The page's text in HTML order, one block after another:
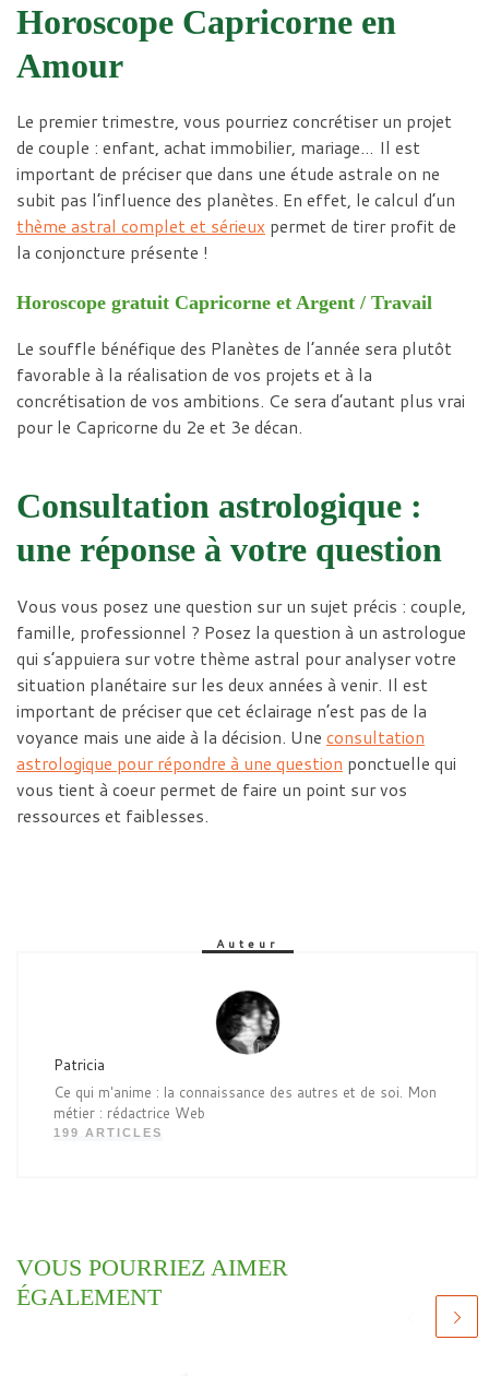
Horoscope Capricorne en
Amour
Le premier trimestre, vous pourriez concrétiser un projet
de couple : enfant, achat immobilier, mariage… Il est
important de préciser que dans une étude astrale on ne
subit pas l’influence des planètes. En effet, le calcul d’un
thème astral complet et sérieux permet de tirer profit de
la conjoncture présente !
Horoscope gratuit Capricorne et Argent / Travail
Le souffle bénéfique des Planètes de l’année sera plutôt
favorable à la réalisation de vos projets et à la
concrétisation de vos ambitions. Ce sera d’autant plus vrai
pour le Capricorne du 2e et 3e décan.
Consultation astrologique :
une réponse à votre question
Vous vous posez une question sur un sujet précis : couple,
famille, professionnel ? Posez la question à un astrologue
qui s’appuiera sur votre thème astral pour analyser votre
situation planétaire sur les deux années à venir. Il est
important de préciser que cet éclairage n’est pas de la
voyance mais une aide à la décision. Une consultation
astrologique pour répondre à une question ponctuelle qui
vous tient à coeur permet de faire un point sur vos
ressources et faiblesses.
Auteur
Patricia
Ce qui m'anime : la connaissance des autres et de soi. Mon
métier : rédactrice Web
199 ARTICLES
VOUS POURRIEZ AIMER
ÉGALEMENT